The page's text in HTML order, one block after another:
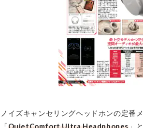
ノイズキャンセリングヘッドホンの定番
「QuietComfort Ultra Headphones 」